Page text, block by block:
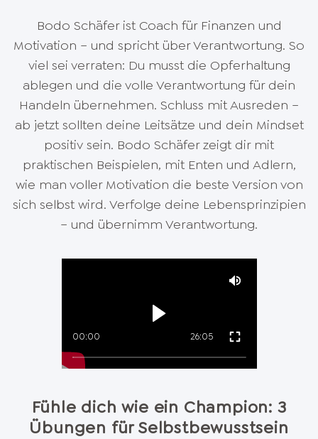
sich ihr Leben veränderte. Das macht mich
wirklich froh. Die unzähligen Briefe mit
Erfolgsgeschichten, die ich bekommen habe,
festigen meine Überzeugung: Ich glaube fest
daran, dass jeder vermögend werden kann.“
Bodo Schäfer ist Coach für Finanzen und
Motivation – und spricht über Verantwortung. So
viel sei verraten: Du musst die Opferhaltung
ablegen und die volle Verantwortung für dein
Handeln übernehmen. Schluss mit Ausreden –
ab jetzt sollten deine Leitsätze und dein Mindset
positiv sein. Bodo Schäfer zeigt dir mit
praktischen Beispielen, mit Enten und Adlern,
wie man voller Motivation die beste Version von
sich selbst wird. Verfolge deine Lebensprinzipien
– und übernimm Verantwortung.
00:00 26:05
Fühle dich wie ein Champion: 3
Übungen für Selbstbewusstsein